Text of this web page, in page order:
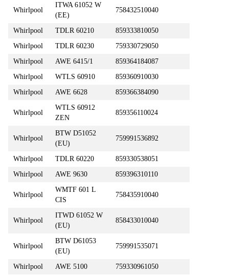
Whirlpool
ITWA 61052 W
(EE)
758432510040
Whirlpool TDLR 60210
859333810050
Whirlpool
TDLR 60230
759330729050
Whirlpool
AWE 6415/1
859364184087
Whirlpool
WTLS 60910
859360910030
Whirlpool
AWE 6628 859366384090
Whirlpool
WTLS 60912
ZEN
859356110024
Whirlpool
BTW D51052
(EU)
759991536892
Whirlpool TDLR 60220
859330538051
Whirlpool
AWE 9630 859396310110
Whirlpool
WMTF 601 L
CIS
758435910040
Whirlpool
ITWD 61052 W
(EU)
858433010040
Whirlpool
BTW D61053
(EU)
759991535071
Whirlpool AWE 5100 759330961050